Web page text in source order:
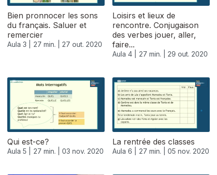
Bien pronnocer les sons
du français. Saluer et
remercier
Aula 3 | 27 min. | 27 out. 2020
Loisirs et lieux de
rencontre. Conjugaison
des verbes jouer, aller,
faire...
Aula 4 | 27 min. | 29 out. 2020
Qui est-ce?
Aula 5 | 27 min. | 03 nov. 2020
La rentrée des classes
Aula 6 | 27 min. | 05 nov. 2020